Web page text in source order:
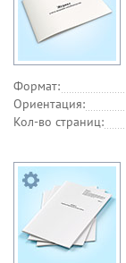
Формат:
Ориентация:
Кол-во страниц: